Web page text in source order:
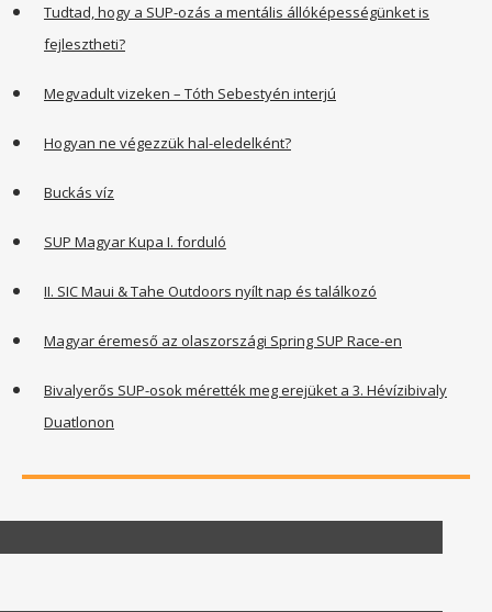
Tudtad, hogy a SUP-ozás a mentális állóképességünket is
fejlesztheti?
Megvadult vizeken – Tóth Sebestyén interjú
Hogyan ne végezzük hal-eledelként?
Buckás víz
SUP Magyar Kupa I. forduló
II. SIC Maui & Tahe Outdoors nyílt nap és találkozó
Magyar éremeső az olaszországi Spring SUP Race-en
Bivalyerős SUP-osok mérették meg erejüket a 3. Hévízibivaly
Duatlonon